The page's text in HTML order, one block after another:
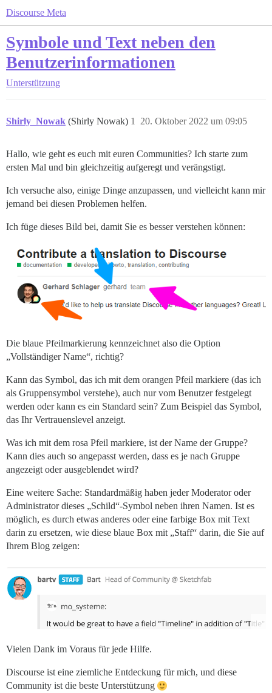
Discourse Meta
Symbole und Text neben den
Benutzerinformationen
Unterstützung
Shirly_Nowak (Shirly Nowak) 20. Oktober 2022 um 09:05
1
Hallo, wie geht es euch mit euren Communities? Ich starte zum
ersten Mal und bin gleichzeitig aufgeregt und verängstigt.
Ich versuche also, einige Dinge anzupassen, und vielleicht kann mir
jemand bei diesen Problemen helfen.
Ich füge dieses Bild bei, damit Sie es besser verstehen können:
Die blaue Pfeilmarkierung kennzeichnet also die Option
„Vollständiger Name“, richtig?
Kann das Symbol, das ich mit dem orangen Pfeil markiere (das ich
als Gruppensymbol verstehe), auch nur vom Benutzer festgelegt
werden oder kann es ein Standard sein? Zum Beispiel das Symbol,
das Ihr Vertrauenslevel anzeigt.
Was ich mit dem rosa Pfeil markiere, ist der Name der Gruppe?
Kann dies auch so angepasst werden, dass es je nach Gruppe
angezeigt oder ausgeblendet wird?
Eine weitere Sache: Standardmäßig haben jeder Moderator oder
Administrator dieses „Schild“-Symbol neben ihren Namen. Ist es
möglich, es durch etwas anderes oder eine farbige Box mit Text
darin zu ersetzen, wie diese blaue Box mit „Staff“ darin, die Sie auf
Ihrem Blog zeigen:
Vielen Dank im Voraus für jede Hilfe.
Discourse ist eine ziemliche Entdeckung für mich, und diese
Community ist die beste Unterstützung